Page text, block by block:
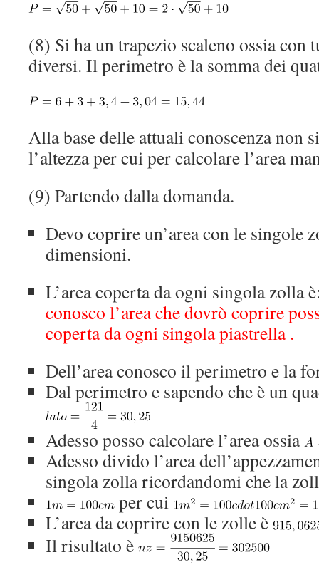
(8) Si ha un trapezio scaleno ossia con
diversi. Il perimetro è la somma dei
Alla base delle attuali conoscenza non
l’altezza per cui per calcolare l’area
(9) Partendo dalla domanda.
Devo coprire un’area con le singole
dimensioni.
L’area coperta da ogni singola zolla
conosco l’area che dovrò coprire
coperta da ogni singola piastrella .
Dell’area conosco il perimetro e la
Dal perimetro e sapendo che è un
Adesso posso calcolare l’area ossia
Adesso divido l’area
singola zolla ricordandomi che la
per cui
L’area da coprire con le zolle è
Il risultato è